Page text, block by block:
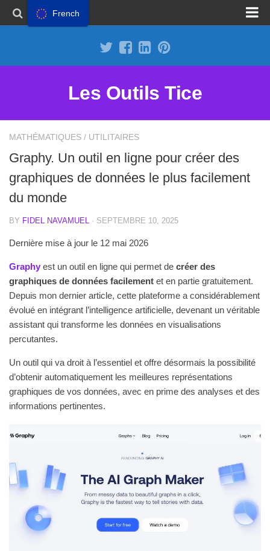
Les Outils Tice
MATHÉMATIQUES / UTILITAIRES
Graphy. Un outil en ligne pour créer des
graphiques de données le plus facilement
du monde
BY FIDEL NAVAMUEL · SEPTEMBRE 10, 2025
Dernière mise à jour le 12 mai 2026
Graphy est un outil en ligne qui permet de créer des
graphiques de données facilement et en partie gratuitement.
Depuis mon dernier article, cette plateforme a considérablement
évolué en intégrant l’intelligence artificielle, devenant un véritable
assistant qui transforme les données en visualisations
percutantes.
Un outil qui va droit à l’essentiel et offre désormais la possibilité
d’obtenir automatiquement les meilleures représentations
graphiques de vos données, avec en prime des analyses et des
informations pertinentes.
French